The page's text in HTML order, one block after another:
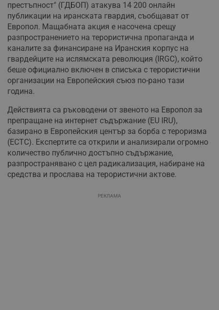
престъпност" (ГДБОП) атакува 14 200 онлайн
публикации на иранската гвардия, съобщават от
Европол. Мащабната акция е насочена срещу
разпространението на терористична пропаганда и
каналите за финансиране на Иранския корпус на
гвардейците на ислямската революция (IRGC), който
беше официално включен в списъка с терористични
организации на Европейския съюз по-рано тази
година.
Действията са ръководени от звеното на Европол за
препращане на интернет съдържание (EU IRU),
базирано в Европейския център за борба с тероризма
(ECTC). Експертите са открили и анализирали огромно
количество публично достъпно съдържание,
разпространявано с цел радикализация, набиране на
средства и прослава на терористични актове.
РЕКЛАМА